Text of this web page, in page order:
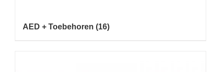
AED + Toebehoren (16)